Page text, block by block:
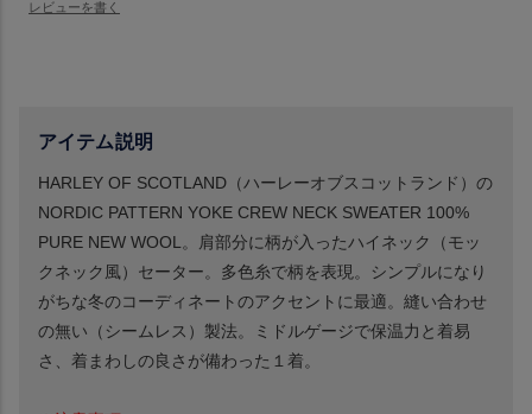
アイテム説明
HARLEY OF SCOTLAND（ハーレーオブスコットランド）の
NORDIC PATTERN YOKE CREW NECK SWEATER 100%
PURE NEW WOOL。肩部分に柄が入ったハイネック（モッ
クネック風）セーター。多色糸で柄を表現。シンプルになり
がちな冬のコーディネートのアクセントに最適。縫い合わせ
の無い（シームレス）製法。ミドルゲージで保温力と着易
さ、着まわしの良さが備わった１着。